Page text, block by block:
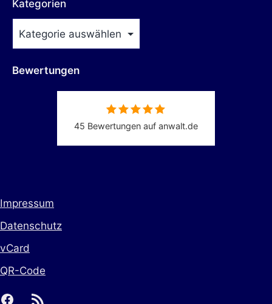
Kategorien
Bewertungen
45 Bewertungen auf anwalt.de
Impressum
Datenschutz
vCard
QR-Code
facebook